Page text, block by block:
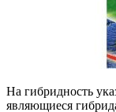
На гибридность
являющиеся